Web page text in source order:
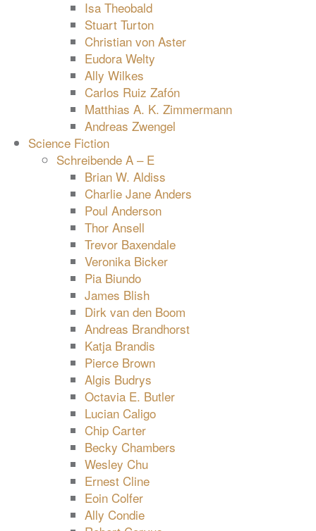
Isa Theobald
Stuart Turton
Christian von Aster
Eudora Welty
Ally Wilkes
Carlos Ruiz Zafón
Matthias A. K. Zimmermann
Andreas Zwengel
Science Fiction
Schreibende A – E
Brian W. Aldiss
Charlie Jane Anders
Poul Anderson
Thor Ansell
Trevor Baxendale
Veronika Bicker
Pia Biundo
James Blish
Dirk van den Boom
Andreas Brandhorst
Katja Brandis
Pierce Brown
Algis Budrys
Octavia E. Butler
Lucian Caligo
Chip Carter
Becky Chambers
Wesley Chu
Ernest Cline
Eoin Colfer
Ally Condie